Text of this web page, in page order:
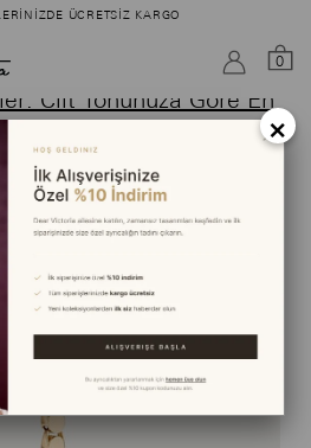
ÜCRETSIZ KARGO
0
Cilt Tonunuza Göre En
Nasıl Seçilir?
×